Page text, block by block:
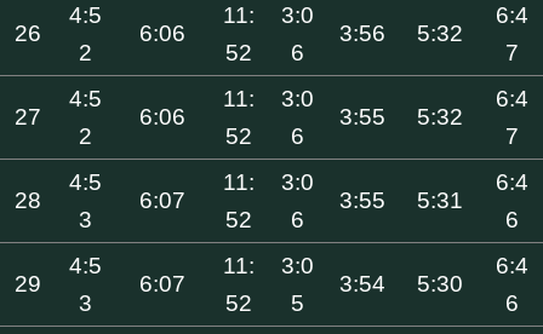
26
4:5
2
6:06
11:
52
3:0
6
3:56 5:32
6:4
7
27
4:5
2
6:06
11:
52
3:0
6
3:55 5:32
6:4
7
28
4:5
3
6:07
11:
52
3:0
6
3:55 5:31
6:4
6
29
4:5
3
6:07
11:
52
3:0
5
3:54 5:30
6:4
6